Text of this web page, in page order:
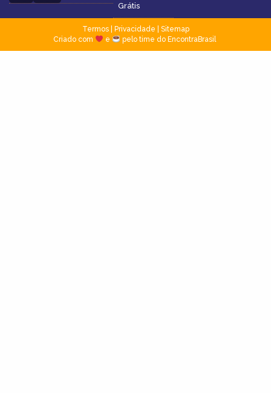
Grátis
Termos| Privacidade
Sitemap
Criado com
e pelo time do EncontraBrasil